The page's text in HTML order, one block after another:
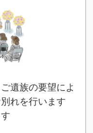
遺族の要望によ
れを行います